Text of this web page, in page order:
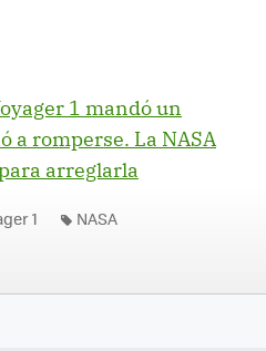
1 mandó un
a romperse. La NASA
arreglarla
1 NASA